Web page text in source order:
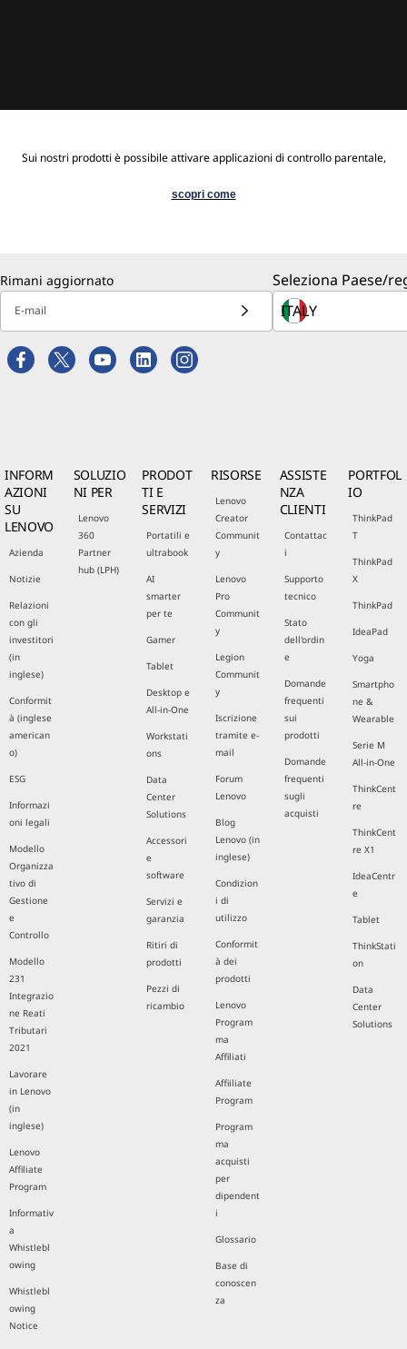
Sui nostri prodotti è possibile attivare applicazioni di controllo parentale,
scopri come
Rimani aggiornato
E-mail
Seleziona Paese/
INFORM
AZIONI
SU
LENOVO
Azienda
Notizie
Relazioni
con gli
investitori
(in
inglese)
Conformit
à (inglese
american
o)
ESG
Informazi
oni legali
Modello
Organizza
tivo di
Gestione
e
Controllo
Modello
231
Integrazio
ne Reati
Tributari
2021
Lavorare
in Lenovo
(in
inglese)
Lenovo
Affiliate
Program
Informativ
a
Whistlebl
owing
Whistlebl
owing
Notice
SOLUZIO
NI PER
Lenovo
360
Partner
hub (LPH)
PRODOT
TI E
SERVIZI
Portatili e
ultrabook
AI
smarter
per te
Gamer
Tablet
Desktop e
All-in-One
Workstati
ons
Data
Center
Solutions
Accessori
e
software
Servizi e
garanzia
Ritiri di
prodotti
Pezzi di
ricambio
RISORSE
Lenovo
Creator
Communit
y
Lenovo
Pro
Communit
y
Legion
Communit
y
Iscrizione
tramite e-
mail
Forum
Lenovo
Blog
Lenovo (in
inglese)
Condizion
i di
utilizzo
Conformit
à dei
prodotti
Lenovo
Program
ma
Affiliati
Affiiliate
Program
Program
ma
acquisti
per
dipendent
i
Glossario
Base di
conoscen
za
ASSISTE
NZA
CLIENTI
Contattac
i
Supporto
tecnico
Stato
dell'ordin
e
Domande
frequenti
sui
prodotti
Domande
frequenti
sugli
acquisti
PORTFOL
IO
ThinkPad
T
ThinkPad
X
ThinkPad
IdeaPad
Yoga
Smartpho
ne &
Wearable
Serie M
All-in-One
ThinkCent
re
ThinkCent
re X1
IdeaCentr
e
Tablet
ThinkStati
on
Data
Center
Solutions